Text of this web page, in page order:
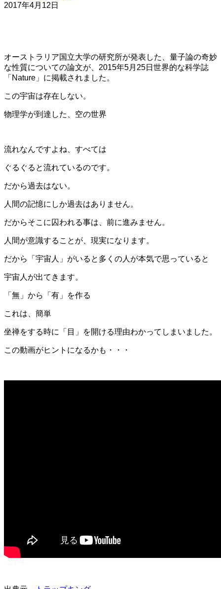
2017年4月12日
オーストラリア国立大学の研究所が発表した、量子論の奇妙
な性質についての論文が、2015年5月25日世界的な科学誌
「Nature」に掲載されました。
この宇宙は存在しない。
物理学が到達した、空の世界
流れなんですよね、すべては
ぐるぐると流れているのです。
だから過去はない。
人間の記憶にしか過去はありません。
だからそこに囚われる事は、前に進みません。
人間が意識することが、現実になります。
だから「宇宙人」がいると多くの人が本気で思っていると
宇宙人が出てきます。
「無」から「有」を作る
これは、簡単
坐禅をする時に「目」を開ける理由わかってしまいました。
この動画がヒントになるかも・・・